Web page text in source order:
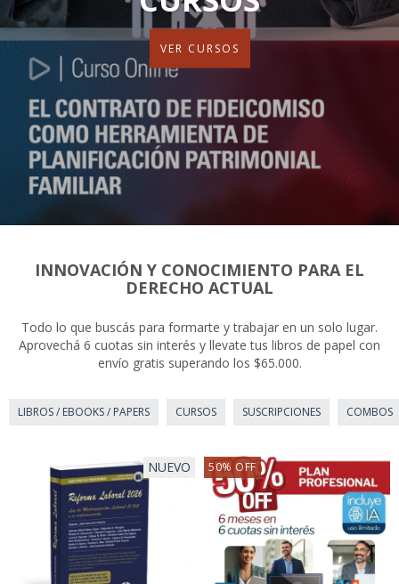
VER CURSOS
INNOVACIÓN Y CONOCIMIENTO PARA EL
DERECHO ACTUAL
Todo lo que buscás para formarte y trabajar en un solo lugar.
Aprovechá 6 cuotas sin interés y llevate tus libros de papel con
envío gratis superando los $65.000.
LIBROS / EBOOKS / PAPERS CURSOS SUSCRIPCIONES COMBOS
NUEVO 50% OFF